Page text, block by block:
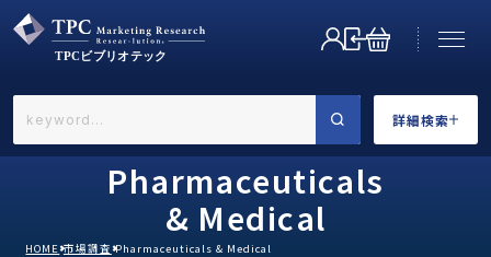
詳細検索
←戻る
Pharmaceuticals
& Medical
HOME 市場調査 Pharmaceuticals & Medical